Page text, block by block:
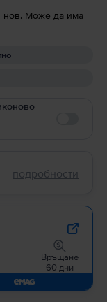
нов. Може да има
подробности
Връщане
60 дни